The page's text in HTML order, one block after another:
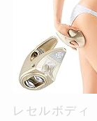
レセルボデ